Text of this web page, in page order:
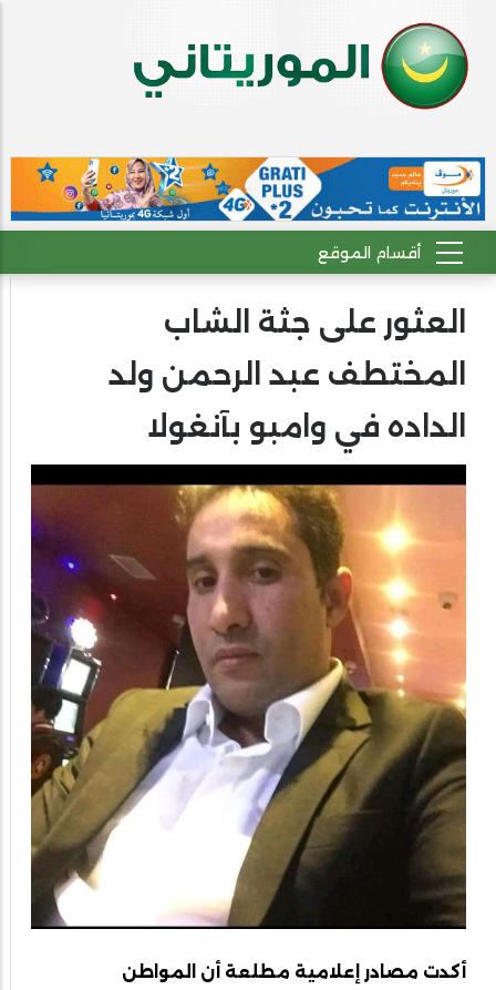
العثور على جثة الشاب
المختطف عبد الرحمن ولد
الداده في وامبو بآنغولا
أكدت مصادر إعلامية مطلعة أن المواطن